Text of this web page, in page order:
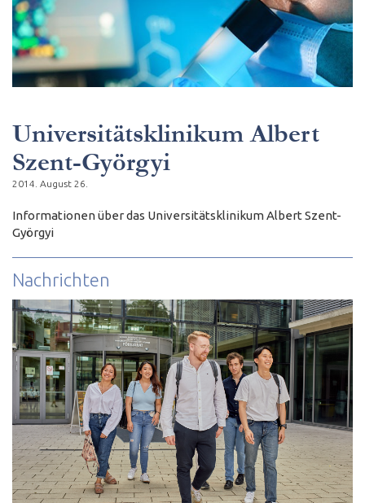
Universitätsklinikum Albert
Szent-Györgyi
2014. August 26.
Informationen über das Universitätsklinikum Albert Szent-
Györgyi
Nachrichten